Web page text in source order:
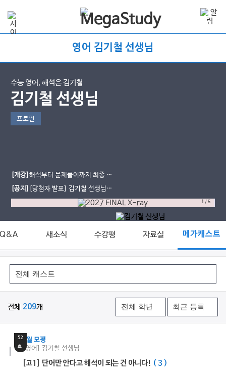
영어 김기철 선생님
수능 영어, 해석은 김기철
김기철 선생님
프로필
[개강]해석부터 문제풀이까지 최종 완
성 ★ 2027 Final X-ray (유형별)★
[공지] [당첨자 발표] 김기철 선생님 6
월 모평 후기 이벤트
1 /5
새소식 수강평 자료실 메가캐스트
전체 209개
52
초
9월 모평
[영어] 김기철 선생님
[고1] 단어만 안다고 해석이 되는 건 아니다! ( 3 )